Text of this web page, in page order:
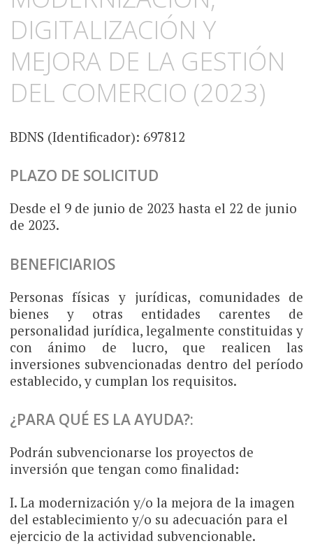
DIGITALIZACIÓN Y
MEJORA DE LA GESTIÓN
DEL COMERCIO (2023)
BDNS (Identificador): 697812
PLAZO DE SOLICITUD
Desde el 9 de junio de 2023 hasta el 22 de junio
de 2023.
BENEFICIARIOS
Personas físicas y jurídicas, comunidades de
bienes y otras entidades carentes de
personalidad jurídica, legalmente constituidas y
con ánimo de lucro, que realicen las
inversiones subvencionadas dentro del período
establecido, y cumplan los requisitos.
¿PARA QUÉ ES LA AYUDA?:
Podrán subvencionarse los proyectos de
inversión que tengan como finalidad:
I. La modernización y/o la mejora de la imagen
del establecimiento y/o su adecuación para el
ejercicio de la actividad subvencionable.